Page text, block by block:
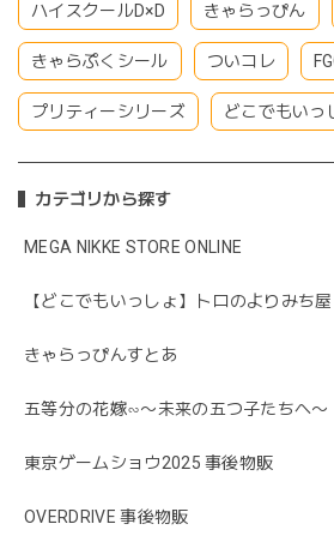
ハイスクールD×D きゃらっぴん
きゃらぷくシール ついコレ
プリティーシリーズ どこでもいっ
カテゴリから探す
MEGA NIKKE STORE ONLINE
【どこでもいっしょ】トロのよりみち
きゃらっぴんすとあ
五等分の花嫁∽〜未来の五つ子たちへ
東京ゲームショウ2025 事後物販
OVERDRIVE 事後物販